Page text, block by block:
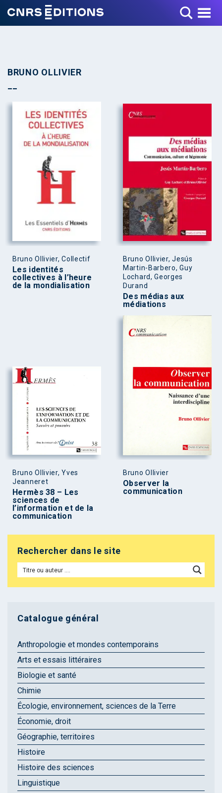
Toggle Menu
BRUNO OLLIVIER
Bruno Ollivier, Collectif
Les identités
collectives à l’heure
de la mondialisation
Bruno Ollivier, Jesús
Martin-Barbero, Guy
Lochard, Georges
Durand
Des médias aux
médiations
Bruno Ollivier, Yves
Jeanneret
Hermès 38 – Les
sciences de
l’information et de la
communication
Bruno Ollivier
Observer la
communication
Rechercher dans le site
Catalogue général
Anthropologie et mondes contemporains
Arts et essais littéraires
Biologie et santé
Chimie
Écologie, environnement, sciences de la Terre
Économie, droit
Géographie, territoires
Histoire
Histoire des sciences
Linguistique